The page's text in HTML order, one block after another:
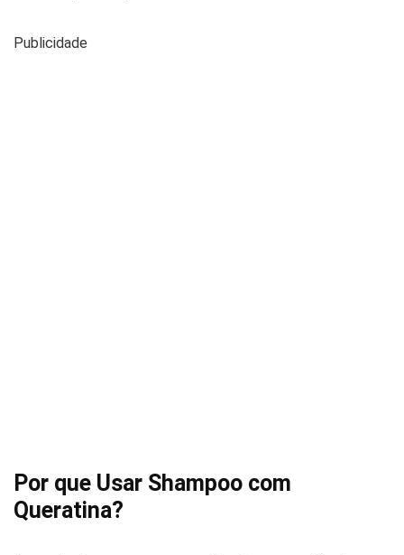
Publicidade
Por que Usar Shampoo com
Queratina?